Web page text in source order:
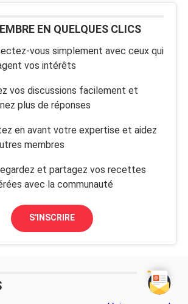
EN QUELQUES CLICS
vous simplement avec ceux qui
vos intérêts
vos discussions facilement et
plus de réponses
en avant votre expertise et aidez
membres
et partagez vos recettes
avec la communauté
S'INSCRIRE